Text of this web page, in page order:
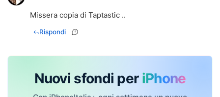
Missera copia di Taptastic ..
Rispondi
Nuovi sfondi per iPhone